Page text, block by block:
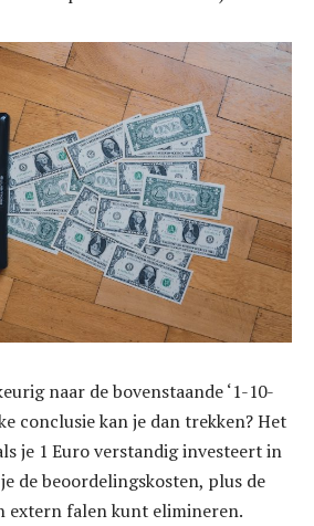
naar de bovenstaande ‘1-10-
conclusie kan je dan trekken? Het
je 1 Euro verstandig investeert in
de beoordelingskosten, plus de
extern falen kunt elimineren.